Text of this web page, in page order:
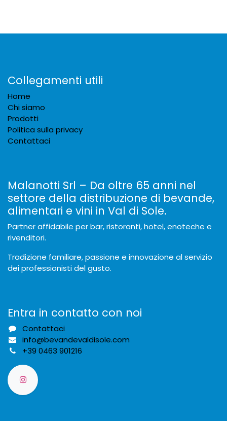
Collegamenti utili
Home
Chi siamo
Prodotti
Politica sulla privacy
Contattaci
Malanotti Srl – Da oltre 65 anni nel
settore della distribuzione di bevande,
alimentari e vini in Val di Sole.
Partner affidabile per bar, ristoranti, hotel, enoteche e
rivenditori.
Tradizione familiare, passione e innovazione al servizio
dei professionisti del gusto.
Entra in contatto con noi
Contattaci
info@bevandevaldisole.com
+39 0463 901216